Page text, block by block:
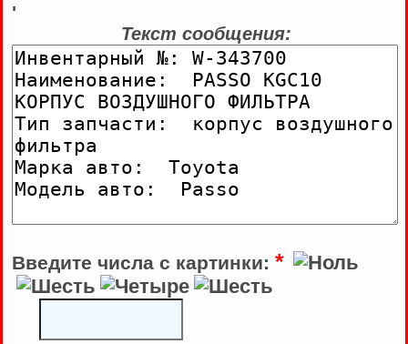
'
Текст сообщения:
Введите числа с картинки: *